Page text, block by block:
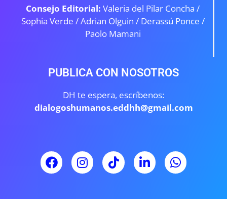
Consejo Editorial: Valeria del Pilar Concha /
Sophia Verde /Adrian Olguin / Derassú Ponce /
Paolo Mamani
PUBLICA CON NOSOTROS
DH te espera, escríbenos:
dialogoshumanos.eddhh@gmail.com